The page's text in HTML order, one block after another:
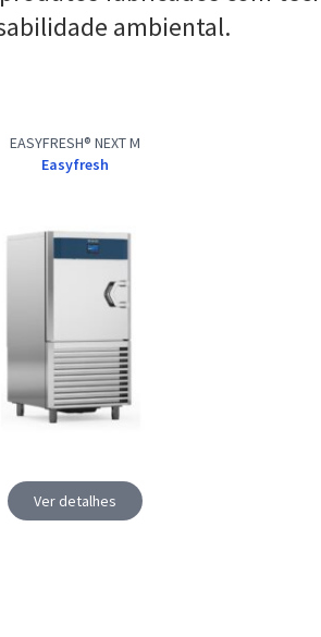
ambiental.
EASYFRESH® NEXT M
Easyfresh
Ver detalhes